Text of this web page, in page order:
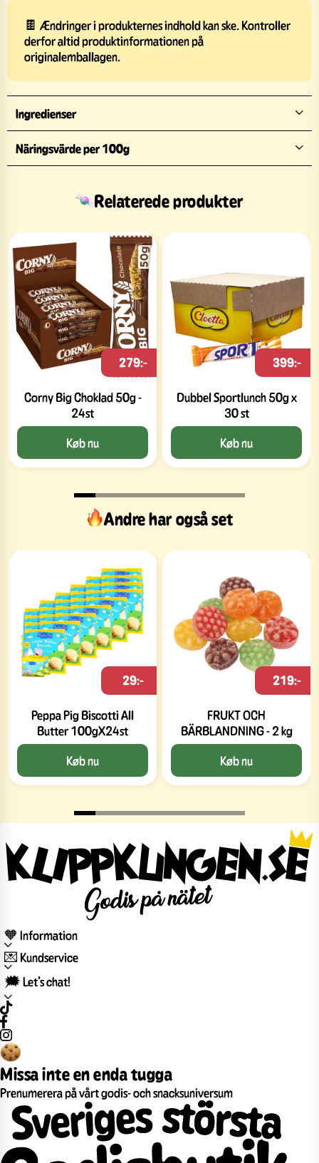
🍫 Ændringer i produkternes indhold kan ske. Kontroller
derfor altid produktinformationen på
originalemballagen.
Ingredienser
Näringsvärde per 100g
Relaterede produkter
Corny Big Choklad 50g -
24st
279:-
Køb nu
Dubbel Sportlunch 50g x
30 st
399:-
Køb nu
Andre har også set
Peppa Pig Biscotti All
Butter 100gX24st
29:-
Køb nu
FRUKT OCH
BÄRBLANDNING - 2 kg
219:-
Køb nu
🧡 Information
💌 Kundservice
🗯️ Let’s chat!
Missa inte en enda tugga
Prenumerera på vårt godis- och snacksuniversum